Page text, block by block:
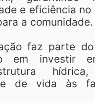
e eficiência
a comunidade.
faz parte
em investir
de vida às